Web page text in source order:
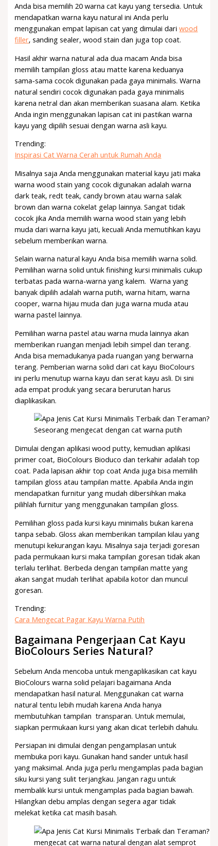
Anda bisa memilih 20 warna cat kayu yang tersedia. Untuk
mendapatkan warna kayu natural ini Anda perlu
menggunakan empat lapisan cat yang dimulai dariwood
filler, sanding sealer, wood stain dan juga top coat.
Hasil akhir warna natural ada dua macam Anda bisa
memilih tampilan gloss atau matte karena keduanya
sama-sama cocok digunakan pada gaya minimalis. Warna
natural sendiri cocok digunakan pada gaya minimalis
karena netral dan akan memberikan suasana alam. Ketika
Anda ingin menggunakan lapisan cat ini pastikan warna
kayu yang dipilih sesuai dengan warna asli kayu.
Trending:
Inspirasi Cat Warna Cerah untuk Rumah Anda
Misalnya saja Anda menggunakan material kayu jati maka
warna wood stain yang cocok digunakan adalah warna
dark teak, redt teak, candy brown atau warna salak
brown dan warna cokelat gelap lainnya. Sangat tidak
cocok jika Anda memilih warna wood stain yang lebih
muda dari warna kayu jati, kecuali Anda memutihkan kayu
sebelum memberikan warna.
Selain warna natural kayu Anda bisa memilih warna solid.
Pemilihan warna solid untuk finishing kursi minimalis cukup
terbatas pada warna-warna yang kalem. Warna yang
banyak dipilih adalah warna putih, warna hitam, warna
cooper, warna hijau muda dan juga warna muda atau
warna pastel lainnya.
Pemilihan warna pastel atau warna muda lainnya akan
memberikan ruangan menjadi lebih simpel dan terang.
Anda bisa memadukanya pada ruangan yang berwarna
terang. Pemberian warna solid dari cat kayu BioColours
ini perlu menutup warna kayu dan serat kayu asli. Di sini
ada empat produk yang secara berurutan harus
diaplikasikan.
Seseorang mengecat dengan cat warna putih
Dimulai dengan aplikasi wood putty, kemudian aplikasi
primer coat, BioColours Bioduco dan terkahir adalah top
coat. Pada lapisan akhir top coat Anda juga bisa memilih
tampilan gloss atau tampilan matte. Apabila Anda ingin
mendapatkan furnitur yang mudah dibersihkan maka
pilihlah furnitur yang menggunakan tampilan gloss.
Pemilihan gloss pada kursi kayu minimalis bukan karena
tanpa sebab. Gloss akan memberikan tampilan kilau yang
menutupi kekurangan kayu. Misalnya saja terjadi goresan
pada permukaan kursi maka tampilan goresan tidak akan
terlalu terlihat. Berbeda dengan tampilan matte yang
akan sangat mudah terlihat apabila kotor dan muncul
goresan.
Trending:
Cara Mengecat Pagar Kayu Warna Putih
Bagaimana Pengerjaan Cat Kayu
BioColours Series Natural?
Sebelum Anda mencoba untuk mengaplikasikan cat kayu
BioColours warna solid pelajari bagaimana Anda
mendapatkan hasil natural. Menggunakan cat warna
natural tentu lebih mudah karena Anda hanya
membutuhkan tampilan transparan. Untuk memulai,
siapkan permukaan kursi yang akan dicat terlebih dahulu.
Persiapan ini dimulai dengan pengamplasan untuk
membuka pori kayu. Gunakan hand sander untuk hasil
yang maksimal. Anda juga perlu mengamplas pada bagian
siku kursi yang sulit terjangkau. Jangan ragu untuk
membalik kursi untuk mengamplas pada bagian bawah.
Hilangkan debu amplas dengan segera agar tidak
melekat ketika cat masih basah.
mengecat cat warna natural dengan alat semprot